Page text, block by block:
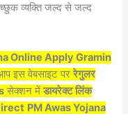
व्यक्ति जल्द से जल्द
Online Apply Gramin
इस वेबसाइट पररेगुलर
सेक्शन मेंडायरेक्ट लिंक
PM Awas Yojana